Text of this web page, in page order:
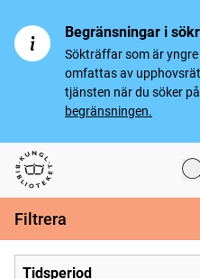
Begränsningar i
Sökträffar som är
omfattas av
tjänsten när du söker
begränsningen.
Svenska tidningar
Filtrera
Tidsperiod